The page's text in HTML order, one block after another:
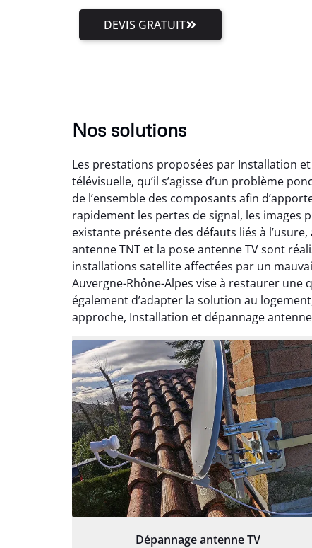
DEVIS GRATUIT
Nos solutions
Les prestations proposées par Installation
télévisuelle, qu’il s’agisse d’un problème
de l’ensemble des composants afin
rapidement les pertes de signal, les images
existante présente des défauts liés à
antenne TNT et la pose antenne TV sont
installations satellite affectées par un
Auvergne-Rhône-Alpes vise à restaurer
également d’adapter la solution au
approche, Installation et dépannage
Dépannage antenne TV